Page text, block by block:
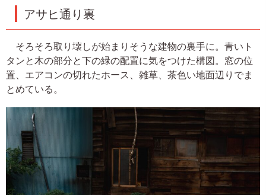
アサヒ通り裏
そろそろ取り壊しが始まりそうな建物の裏手に。青いト
タンと木の部分と下の緑の配置に気をつけた構図。窓の位
置、エアコンの切れたホース、雑草、茶色い地面辺りでま
とめている。